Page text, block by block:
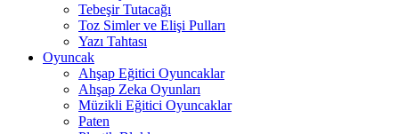
Tebeşir Tutacağı
Toz Simler ve Elişi Pulları
Yazı Tahtası
Oyuncak
Ahşap Eğitici Oyuncaklar
Ahşap Zeka Oyunları
Müzikli Eğitici Oyuncaklar
Paten